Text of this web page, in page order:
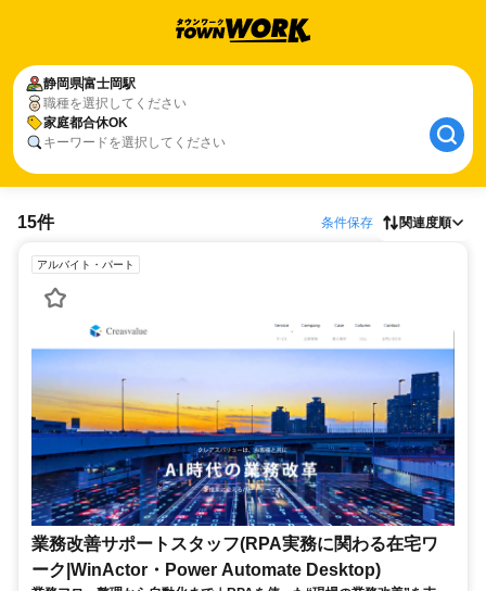
静岡県富士岡駅
職種を選択してください
家庭都合休OK
キーワードを選択してください
15件 条件保存 関連度順
アルバイト・パート
業務改善サポートスタッフ(RPA実務に関わる在宅ワ
ーク|WinActor・Power Automate Desktop)